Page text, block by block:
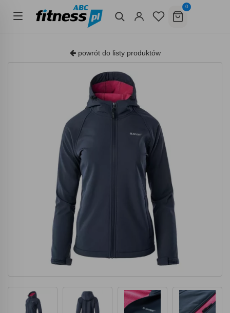
0
powrót do listy produktów